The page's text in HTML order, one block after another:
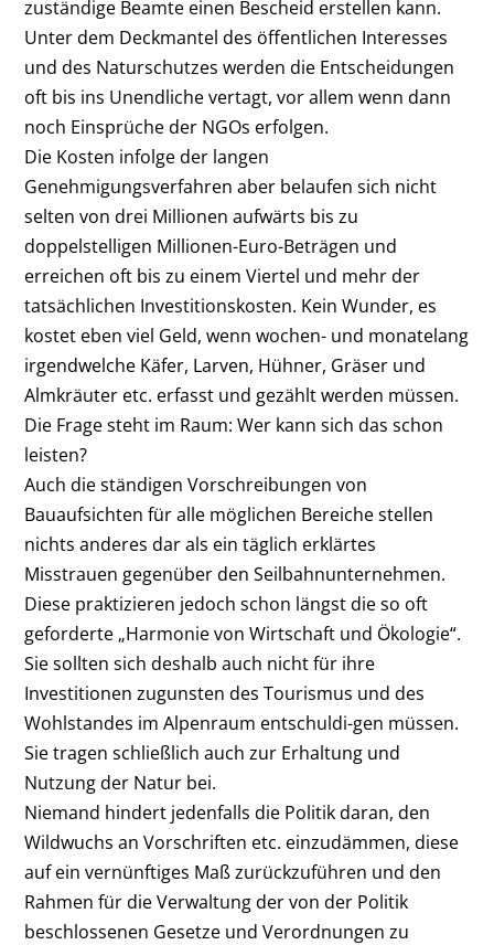
zuständige Beamte einen Bescheid erstellen kann.
Unter dem Deckmantel des öffentlichen Interesses
und des Naturschutzes werden die Entscheidungen
oft bis ins Unendliche vertagt, vor allem wenn dann
noch Einsprüche der NGOs erfolgen.
Die Kosten infolge der langen
Genehmigungsverfahren aber belaufen sich nicht
selten von drei Millionen aufwärts bis zu
doppelstelligen Millionen-Euro-Beträgen und
erreichen oft bis zu einem Viertel und mehr der
tatsächlichen Investitionskosten. Kein Wunder, es
kostet eben viel Geld, wenn wochen- und monatelang
irgendwelche Käfer, Larven, Hühner, Gräser und
Almkräuter etc. erfasst und gezählt werden müssen.
Die Frage steht im Raum: Wer kann sich das schon
leisten?
Auch die ständigen Vorschreibungen von
Bauaufsichten für alle möglichen Bereiche stellen
nichts anderes dar als ein täglich erklärtes
Misstrauen gegenüber den Seilbahnunternehmen.
Diese praktizieren jedoch schon längst die so oft
geforderte „Harmonie von Wirtschaft und Ökologie“.
Sie sollten sich deshalb auch nicht für ihre
Investitionen zugunsten des Tourismus und des
Wohlstandes im Alpenraum entschuldi-gen müssen.
Sie tragen schließlich auch zur Erhaltung und
Nutzung der Natur bei.
Niemand hindert jedenfalls die Politik daran, den
Wildwuchs an Vorschriften etc. einzudämmen, diese
auf ein vernünftiges Maß zurückzuführen und den
Rahmen für die Verwaltung der von der Politik
beschlossenen Gesetze und Verordnungen zu